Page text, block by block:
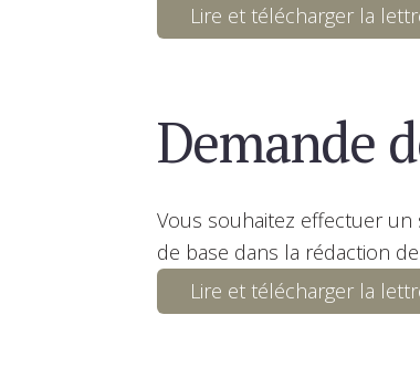
Lire et télécharger la
Demande
Vous souhaitez effectuer un
de base dans la rédaction
Lire et télécharger la